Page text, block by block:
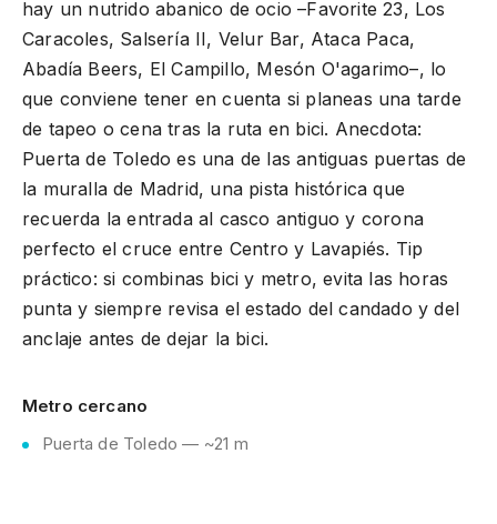
hay un nutrido abanico de ocio –Favorite 23, Los
Caracoles, Salsería II, Velur Bar, Ataca Paca,
Abadía Beers, El Campillo, Mesón O'agarimo–, lo
que conviene tener en cuenta si planeas una tarde
de tapeo o cena tras la ruta en bici. Anecdota:
Puerta de Toledo es una de las antiguas puertas de
la muralla de Madrid, una pista histórica que
recuerda la entrada al casco antiguo y corona
perfecto el cruce entre Centro y Lavapiés. Tip
práctico: si combinas bici y metro, evita las horas
punta y siempre revisa el estado del candado y del
anclaje antes de dejar la bici.
Metro cercano
Puerta de Toledo — ~21 m